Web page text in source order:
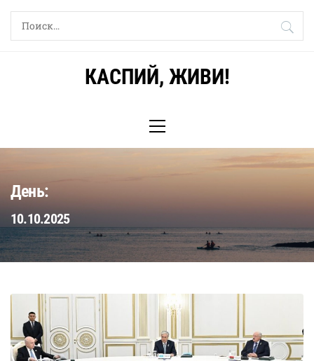
Skip
Найти:
КАСПИЙ, ЖИВИ!
Menu
День:
10.10.2025